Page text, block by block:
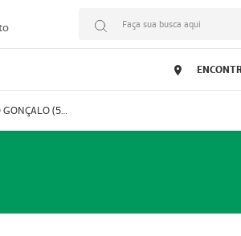
Faça sua busca aqui
Prestador OFTALMOCLÍNICA SÃO GONÇALO (55004164-2)